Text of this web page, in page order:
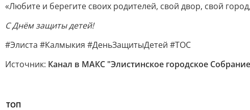
«Любите и берегите своих родителей, свой двор, свой
С Днём защиты детей!
#Элиста #Калмыкия #ДеньЗащитыДетей #ТОС
Источник: Канал в МАКС "Элистинское городское
ТОП